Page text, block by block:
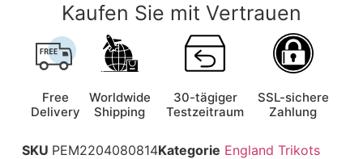
Kaufen Sie mit Vertrauen
Free
Delivery
Worldwide
Shipping
30-tägiger
Testzeitraum
SSL-sichere
Zahlung
SKU PEM2204080814Kategorie England Trikots